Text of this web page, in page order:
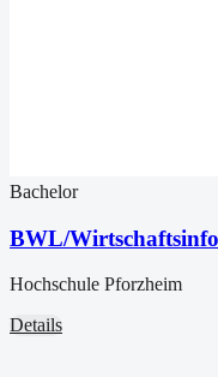
Bachelor
BWL/
Hochschule Pforzheim
Details